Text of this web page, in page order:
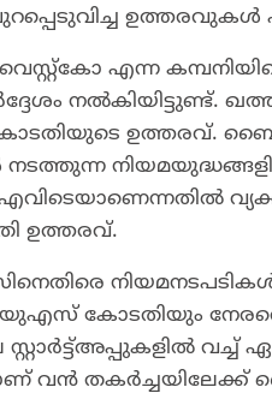
ഉത്തരവുകൾ
എന്ന
നൽകിയിട്ടുണ്ട്.
ഉത്തരവ്.
ഉത്തരവ്.
യുഎസ് കോടതിയും
വച്ച്
വൻ